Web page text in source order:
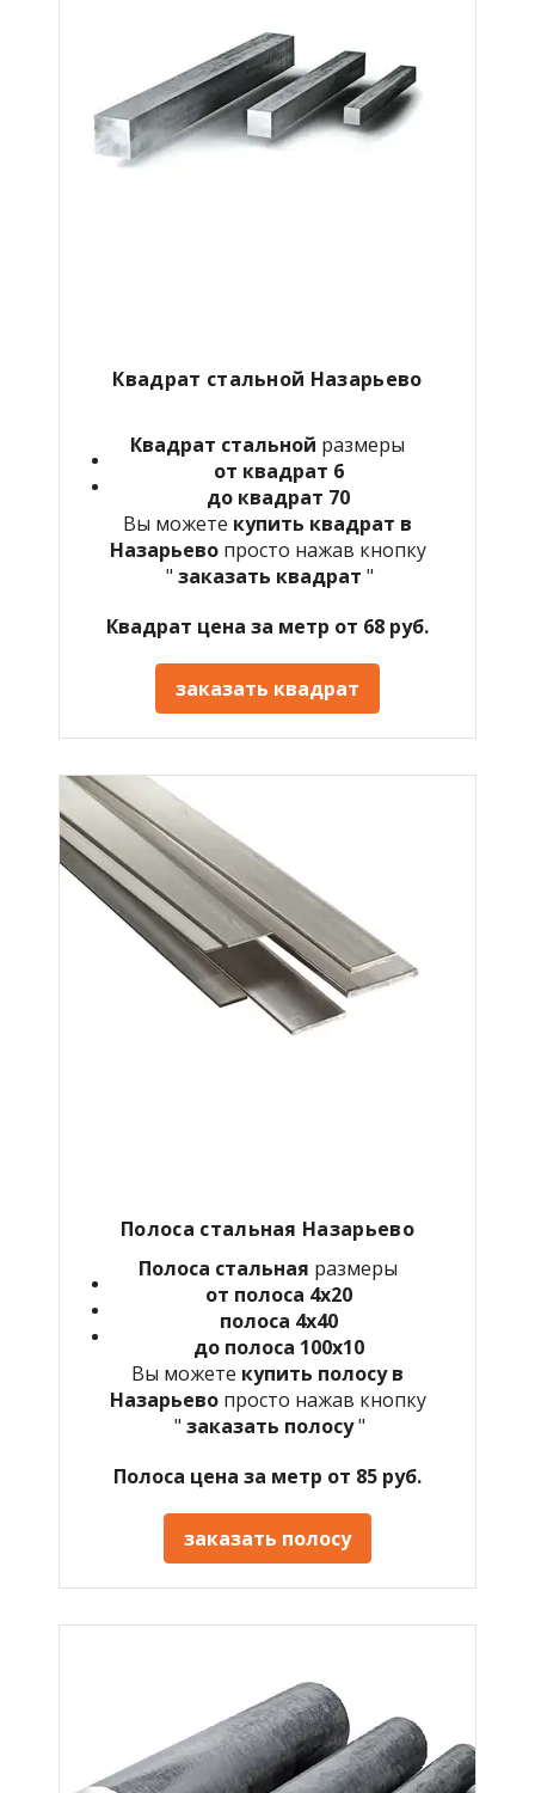
Квадрат стальной Назарьево
Квадрат стальной размеры
от квадрат 6
до квадрат 70
Вы можете купить квадрат в
Назарьевопросто нажав кнопку
" заказать квадрат "
Квадрат цена за метр от 68 руб.
заказать квадрат
Полоса стальная Назарьево
Полоса стальная размеры
от полоса 4х20
полоса 4х40
до полоса 100х10
Вы можете купить полосу в
Назарьевопросто нажав кнопку
" заказать полосу"
Полоса цена за метр от 85 руб.
заказать полосу